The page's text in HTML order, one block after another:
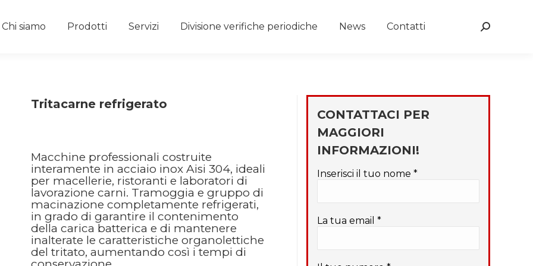
Chi siamo Prodotti Servizi Divisione verifiche periodiche News Contatti Search:
Tritacarne refrigerato
Macchine professionali costruite
interamente in acciaio inox Aisi 304, ideali
per macellerie, ristoranti e laboratori di
lavorazione carni. Tramoggia e gruppo di
macinazione completamente refrigerati,
in grado di garantire il contenimento
della carica batterica e di mantenere
inalterate le caratteristiche organolettiche
del tritato, aumentando così i tempi di
CONTATTACI PER
MAGGIORI
INFORMAZIONI!
Inserisci il tuo nome *
La tua email *